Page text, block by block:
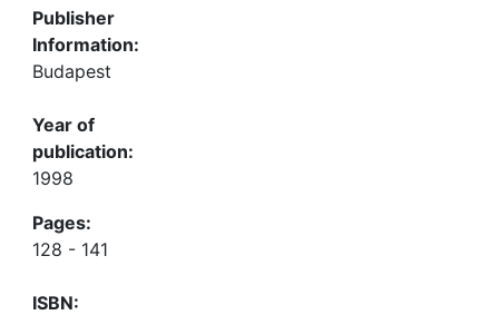
Publisher
Information:
Budapest
Year of
publication:
1998
Pages:
128 - 141
ISBN: